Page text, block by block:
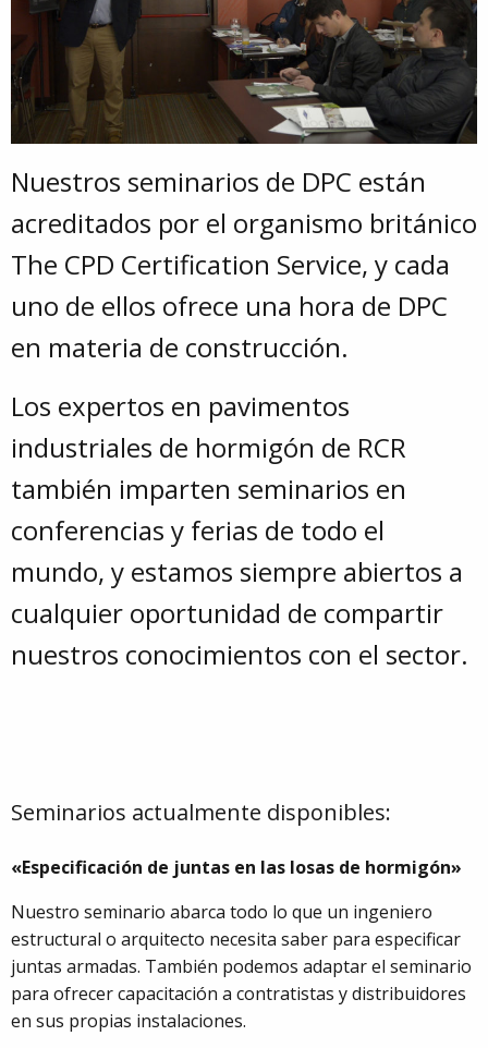
Nuestros seminarios de DPC están
acreditados por el organismo británico
The CPD Certification Service, y cada
uno de ellos ofrece una hora de DPC
en materia de construcción.
Los expertos en pavimentos
industriales de hormigón de RCR
también imparten seminarios en
conferencias y ferias de todo el
mundo, y estamos siempre abiertos a
cualquier oportunidad de compartir
nuestros conocimientos con el sector.
Seminarios actualmente disponibles:
«Especificación de juntas en las losas de hormigón»
Nuestro seminario abarca todo lo que un ingeniero
estructural o arquitecto necesita saber para especificar
juntas armadas. También podemos adaptar el seminario
para ofrecer capacitación a contratistas y distribuidores
en sus propias instalaciones.